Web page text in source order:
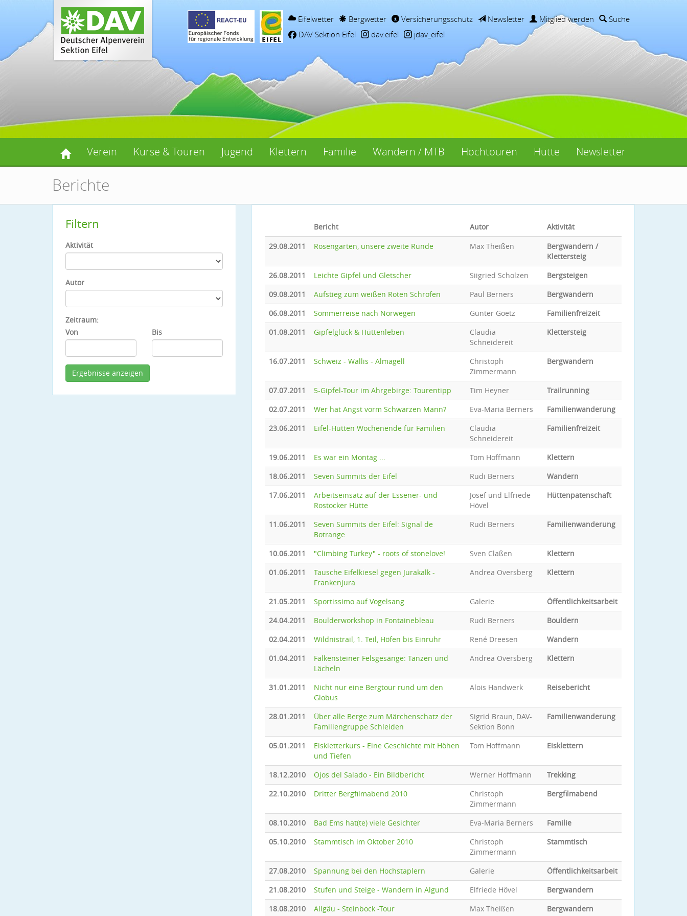
Eifelwetter Bergwetter Versicherungsschutz Newsletter Mitglied werden
Suche
DAV Sektion Eifel
dav.eifel jdav_eifel
Verein Kurse & Touren Jugend Klettern Familie Wandern / MTB Hochtouren Hütte Newsletter
Berichte
Filtern
Aktivität
Autor
Zeitraum:
Von
Bis
Bericht Autor
Aktivität
29.08.2011
Rosengarten, unsere zweite Runde Max Theißen
Bergwandern /
Klettersteig
26.08.2011
Leichte Gipfel und Gletscher Siigried Scholzen
Bergsteigen
09.08.2011
Aufstieg zum weißen Roten Schrofen Paul Berners
Bergwandern
06.08.2011
Sommerreise nach Norwegen Günter Goetz
Familienfreizeit
01.08.2011
Gipfelglück & Hüttenleben
Claudia
Schneidereit
Klettersteig
16.07.2011 Schweiz - Wallis - Almagell
Christoph
Zimmermann
Bergwandern
07.07.2011 5-Gipfel-Tour im Ahrgebirge: Tourentipp Tim Heyner
Trailrunning
02.07.2011
Wer hat Angst vorm Schwarzen Mann? Eva-Maria Berners
Familienwanderung
23.06.2011
Eifel-Hütten Wochenende für Familien
Claudia
Schneidereit
Familienfreizeit
19.06.2011 Es war ein Montag ... Tom Hoffmann
Klettern
18.06.2011
Seven Summits der Eifel Rudi Berners
Wandern
17.06.2011
Arbeitseinsatz auf der Essener- und
Rostocker Hütte
Josef und Elfriede
Hövel
Hüttenpatenschaft
11.06.2011
Seven Summits der Eifel: Signal de
Botrange
Rudi Berners Familienwanderung
10.06.2011 "Climbing Turkey" - roots of stonelove! Sven Claßen
Klettern
01.06.2011
Tausche Eifelkiesel gegen Jurakalk -
Frankenjura
Andrea Oversberg Klettern
21.05.2011 Sportissimo auf Vogelsang Galerie
Öffentlichkeitsarbeit
24.04.2011
Boulderworkshop in Fontainebleau Rudi Berners
Bouldern
02.04.2011
Wildnistrail, 1. Teil, Höfen bis Einruhr René Dreesen
Wandern
01.04.2011
Falkensteiner Felsgesänge: Tanzen und
Lächeln
Andrea Oversberg Klettern
31.01.2011
Nicht nur eine Bergtour rund um den
Globus
Alois Handwerk Reisebericht
28.01.2011
Über alle Berge zum Märchenschatz der
Familiengruppe Schleiden
Sigrid Braun, DAV-
Sektion Bonn
Familienwanderung
05.01.2011
Eiskletterkurs - Eine Geschichte mit Höhen
und Tiefen
Tom Hoffmann Eisklettern
18.12.2010 Ojos del Salado - Ein Bildbericht Werner Hoffmann
Trekking
22.10.2010
Dritter Bergfilmabend 2010
Christoph
Zimmermann
Bergfilmabend
08.10.2010 Bad Ems hat(te) viele Gesichter Eva-Maria Berners
Familie
05.10.2010
Stammtisch im Oktober 2010
Christoph
Zimmermann
Stammtisch
27.08.2010 Spannung bei den Hochstaplern Galerie
Öffentlichkeitsarbeit
21.08.2010
Stufen und Steige - Wandern in Algund Elfriede Hövel
Bergwandern
18.08.2010
Allgäu - Steinbock -Tour Max Theißen Bergwandern